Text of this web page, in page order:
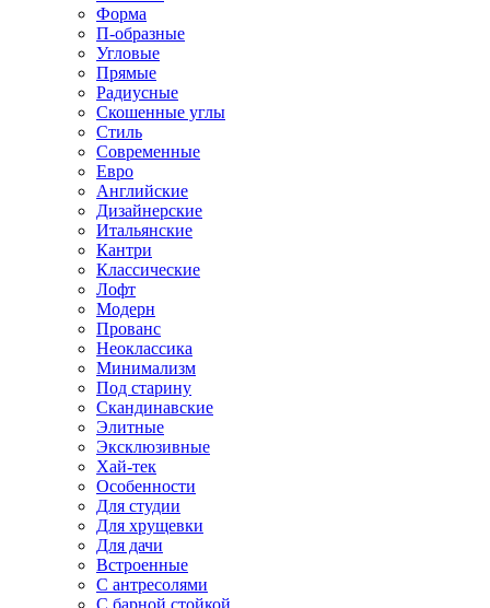
Форма
П-образные
Угловые
Прямые
Радиусные
Скошенные углы
Стиль
Современные
Евро
Английские
Дизайнерские
Итальянские
Кантри
Классические
Лофт
Модерн
Прованс
Неоклассика
Минимализм
Под старину
Скандинавские
Элитные
Эксклюзивные
Хай-тек
Особенности
Для студии
Для хрущевки
Для дачи
Встроенные
С антресолями
С барной стойкой